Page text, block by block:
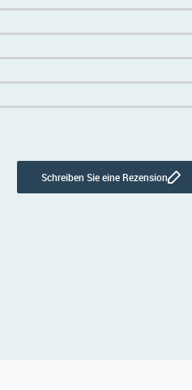
Schreiben Sie eine Rezension